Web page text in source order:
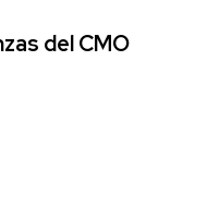
del CMO